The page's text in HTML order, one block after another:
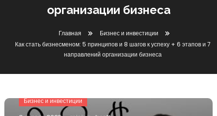
организации бизнеса
Главная
Бизнес и инвестиции
Как стать бизнесменом: 5 принципов и 8 шагов к успеху + 6 этапов и 7
направлений организации бизнеса
Бизнес и инвестиции